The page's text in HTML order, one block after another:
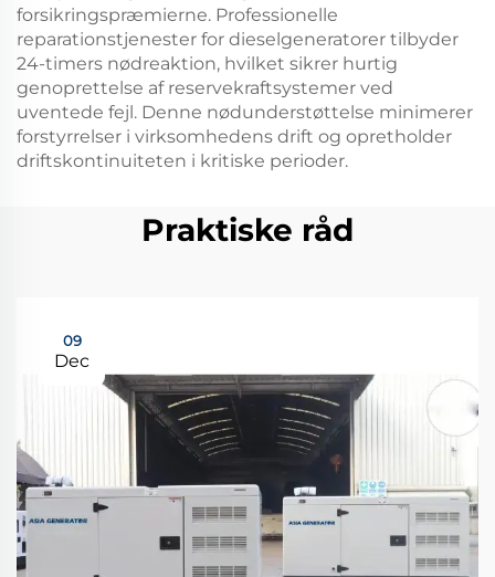
forsikringspræmierne. Professionelle
reparationstjenester for dieselgeneratorer tilbyder
24-timers nødreaktion, hvilket sikrer hurtig
genoprettelse af reservekraftsystemer ved
uventede fejl. Denne nødunderstøttelse minimerer
forstyrrelser i virksomhedens drift og opretholder
driftskontinuiteten i kritiske perioder.
Praktiske råd
09
Dec